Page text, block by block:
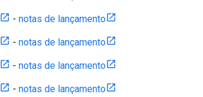
- notas de lançamento
- notas de lançamento
- notas de lançamento
- notas de lançamento